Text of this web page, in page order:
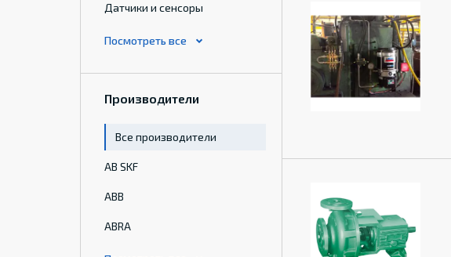
Датчики и сенсоры
Производители
Все производители
AB SKF
ABB
ABRA